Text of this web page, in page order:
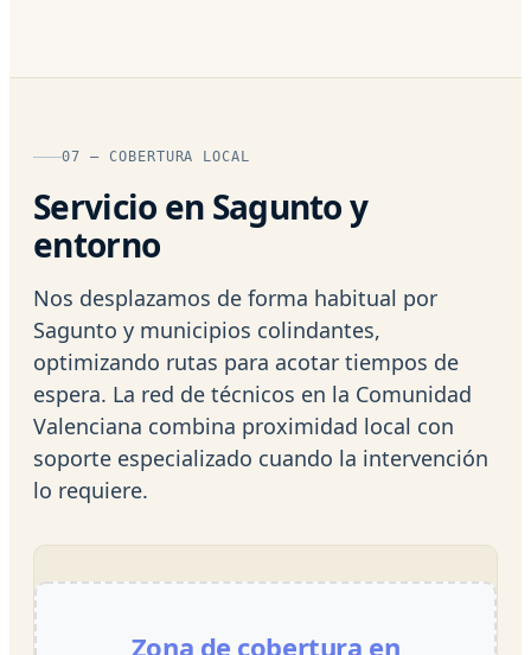
07 — COBERTURA LOCAL
Servicio en Sagunto y
entorno
Nos desplazamos de forma habitual por
Sagunto y municipios colindantes,
optimizando rutas para acotar tiempos de
espera. La red de técnicos en la Comunidad
Valenciana combina proximidad local con
soporte especializado cuando la intervención
lo requiere.
Zona de cobertura en